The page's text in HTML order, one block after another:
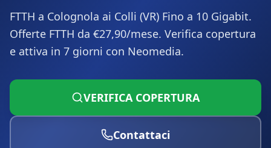
FTTH a Colognola ai Colli (VR) Fino a 10 Gigabit.
Offerte FTTH da €27,90/mese. Verifica copertura
e attiva in 7 giorni con Neomedia.
VERIFICA COPERTURA
Contattaci